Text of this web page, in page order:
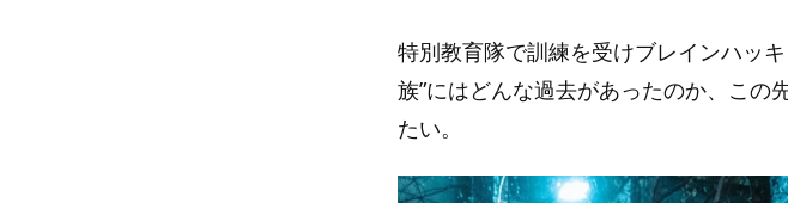
特別教育隊で訓練を受けブレインハッ
族”にはどんな過去があったのか、この
たい。